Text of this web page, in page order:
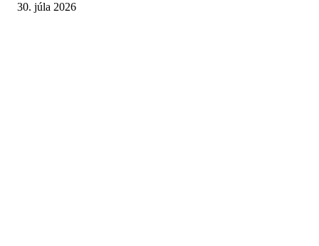
30. júla 2026